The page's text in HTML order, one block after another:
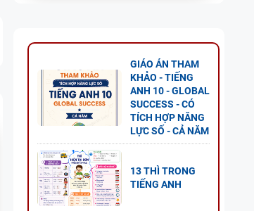
tiện cho dạy và học tiếng Anh. Mời bạn tham
GIÁO ÁN THAM
KHẢO - TIẾNG
ANH 10 - GLOBAL
SUCCESS - CÓ
TÍCH HỢP NĂNG
LỰC SỐ - CẢ NĂM
13 THÌ TRONG
TIẾNG ANH